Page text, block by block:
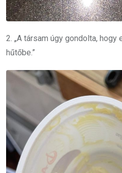
2. „A társam úgy gondolta,
hűtőbe.”